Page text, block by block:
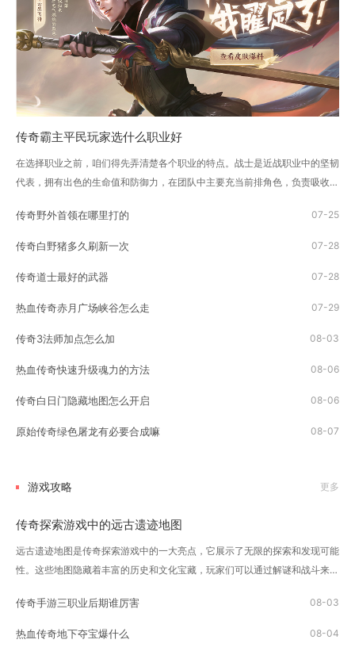
传奇霸主平民玩家选什么职业好
在选择职业之前，咱们得先弄清楚各个职业的特点。战士是近战职业中的坚韧
代表，拥有出色的生命值和防御力，在团队中主要充当前排角色，负责吸收伤
传奇野外首领在哪里打的 07-25
传奇白野猪多久刷新一次 07-28
传奇道士最好的武器 07-28
热血传奇赤月广场峡谷怎么走 07-29
传奇3法师加点怎么加 08-03
热血传奇快速升级魂力的方法 08-06
传奇白日门隐藏地图怎么开启 08-06
原始传奇绿色屠龙有必要合成嘛 08-07
游戏攻略 更多
传奇探索游戏中的远古遗迹地图
远古遗迹地图是传奇探索游戏中的一大亮点，它展示了无限的探索和发现可能
性。这些地图隐藏着丰富的历史和文化宝藏，玩家们可以通过解谜和战斗来逐
以通过击败敌人、完成任务或者是其他的...
传奇手游三职业后期谁厉害 08-03
热血传奇地下夺宝爆什么 08-04